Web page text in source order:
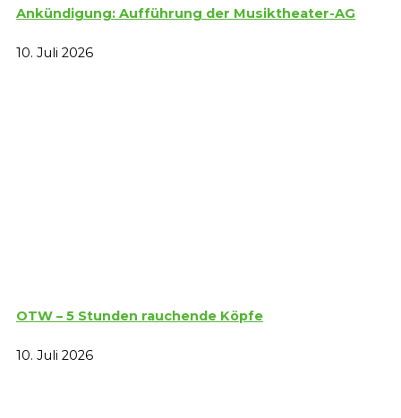
Ankündigung: Aufführung der Musiktheater-AG
10. Juli 2026
OTW – 5 Stunden rauchende Köpfe
10. Juli 2026